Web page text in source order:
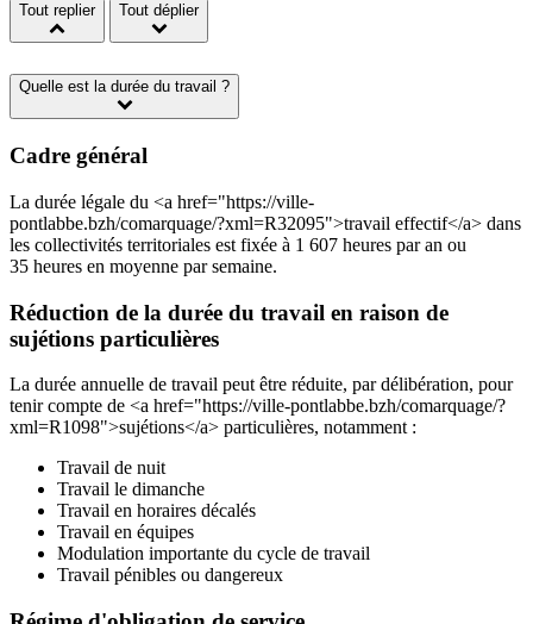
Tout replier Tout déplier
Quelle est la durée du travail ?
Cadre général
La durée légale du <a href="https://ville-
pontlabbe.bzh/comarquage/?xml=R32095">travail effectif</a> dans
les collectivités territoriales est fixée à 1 607 heures par an ou
35 heures en moyenne par semaine.
Réduction de la durée du travail en raison de
sujétions particulières
La durée annuelle de travail peut être réduite, par délibération, pour
tenir compte de <a href="https://ville-pontlabbe.bzh/comarquage/?
xml=R1098">sujétions</a> particulières, notamment :
Travail de nuit
Travail le dimanche
Travail en horaires décalés
Travail en équipes
Modulation importante du cycle de travail
Travail pénibles ou dangereux